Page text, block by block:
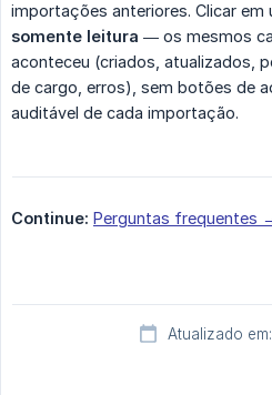
importações anteriores. Clicar em
somente leitura — os mesmos
aconteceu (criados, atualizados,
de cargo, erros), sem botões de
auditável de cada importação.
Continue: Perguntas frequentes
Atualizado